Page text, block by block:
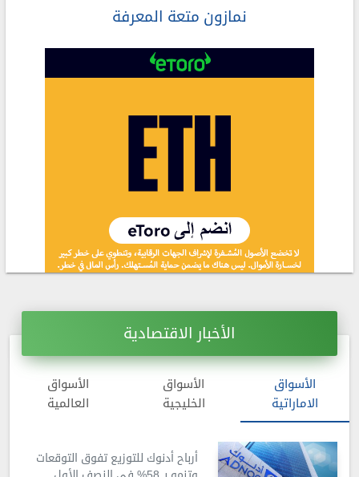
الأخبار الاقتصادية
الأسواق
الاماراتية
الأسواق
الخليجية
الأسواق
العالمية
أرباح أدنوك للتوزيع تفوق التوقعات
نمازون متعة المعرفة